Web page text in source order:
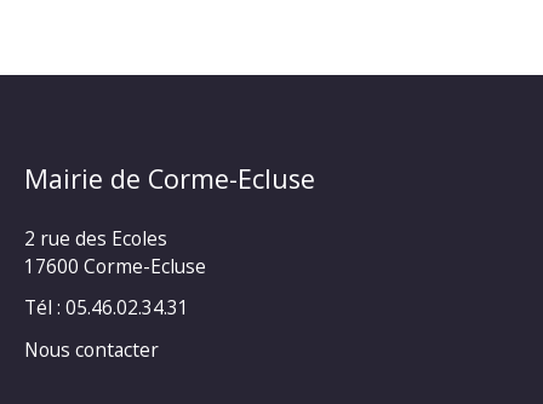
Mairie de Corme-Ecluse
2 rue des Ecoles
17600 Corme-Ecluse
Tél : 05.46.02.34.31
Nous contacter